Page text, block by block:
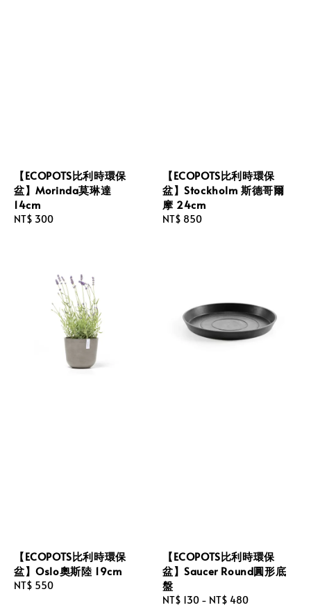
【ECOPOTS比利時環保
盆】Morinda莫琳達
14cm
Regular
NT$ 300
【ECOPOTS比利時環保
盆】Stockholm 斯德哥爾
摩 24cm
Regular
NT$ 850
【ECOPOTS比利時環保
盆】Oslo奧斯陸 19cm
Regular
NT$ 550
【ECOPOTS比利時環保
盆】Saucer Round圓形底
盤
Regular
NT$ 130 - NT$ 480